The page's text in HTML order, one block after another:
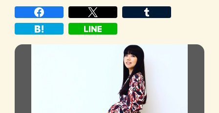
の生き方を示してくれる人。色々いるだろ
うけど、その人が自分の大切な心の中へ踏